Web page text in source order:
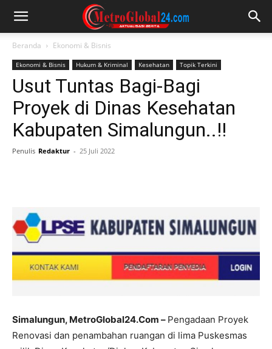
Beranda Ekonomi & Bisnis
Ekonomi & Bisnis Hukum & Kriminal Kesehatan Topik Terkini
Usut Tuntas Bagi-Bagi
Proyek di Dinas Kesehatan
Kabupaten Simalungun..!!
Penulis Redaktur - 25 Juli 2022
Simalungun, MetroGlobal24.Com – Pengadaan Proyek
Renovasi dan penambahan ruangan di lima Puskesmas